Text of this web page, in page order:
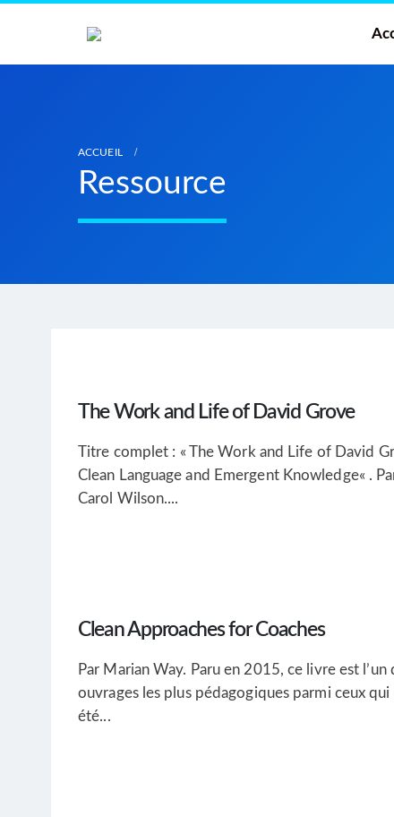
ACCUEIL
Ressource
The Work and Life of David Grove
Titre complet : « The Work and Life of David
Clean Language and Emergent Knowledge« .
Carol Wilson....
Clean Approaches for Coaches
Par Marian Way. Paru en 2015, ce livre est l’un
ouvrages les plus pédagogiques parmi ceux
été...